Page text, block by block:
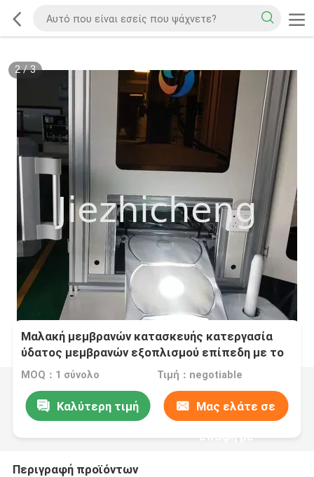
2/3
Μαλακή μεμβρανών κατασκευής κατεργασία
ύδατος μεμβρανών εξοπλισμού επίπεδη με το
PLC
MOQ：1 σύνολο Τιμή：negotiable
Καλύτερη τιμή Μας ελάτε σε
επαφή με
Περιγραφή προϊόντων